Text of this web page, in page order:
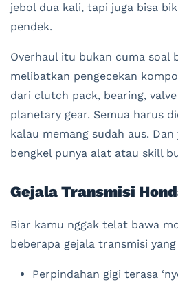
jebol dua kali, tapi juga bisa
pendek.
Overhaul itu bukan cuma soal
melibatkan pengecekan
dari clutch pack, bearing,
planetary gear. Semua harus
kalau memang sudah aus.
bengkel punya alat atau skill
Gejala Transmisi
Biar kamu nggak telat bawa
beberapa gejala transmisi
Perpindahan gigi terasa